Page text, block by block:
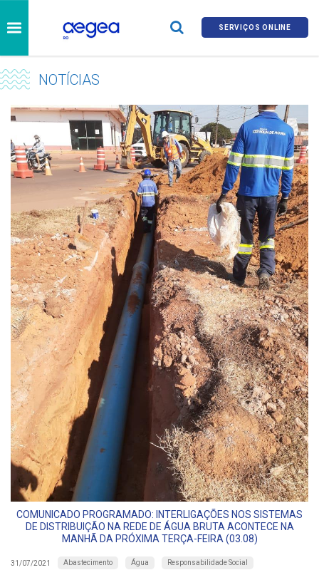
SERVIÇOS ONLINE
NOTÍCIAS
COMUNICADO PROGRAMADO: INTERLIGAÇÕES NOS SISTEMAS
DE DISTRIBUIÇÃO NA REDE DE ÁGUA BRUTA ACONTECE NA
MANHÃ DA PRÓXIMA TERÇA-FEIRA (03.08)
31/07/2021 Abastecimento Água Responsabilidade Social